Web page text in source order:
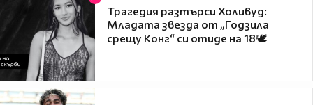
Трагедия разтърси Холивуд:
Младата звезда от „Годзила
срещу Конг“ си отиде на 18🕊️